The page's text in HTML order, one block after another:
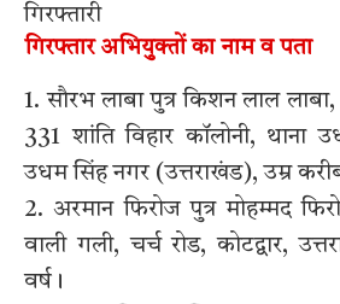
गिरफ्तारी
गिरफ्तार अभियुक्तों का नाम व पता
1. सौरभ लाबा पुत्र किशन लाल
331 शांति विहार कॉलोनी, थाना
उधम सिंह नगर (उत्तराखंड), उम्र
2. अरमान फिरोज पुत्र मोहम्मद
वाली गली, चर्च रोड, कोटद्वार,
वर्ष।